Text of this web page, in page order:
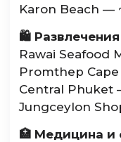
Karon Beach —
🛍️
Rawai Seafood
Promthep
Central Phuket
Jungceylon
🏥 Медицина и